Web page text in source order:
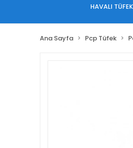
HAVALI TÜFEK
Ana Sayfa Pcp Tüfek